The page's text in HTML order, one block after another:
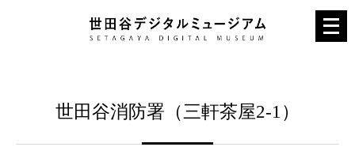
メ
ニ
世田谷消防署（三軒茶屋2-1）